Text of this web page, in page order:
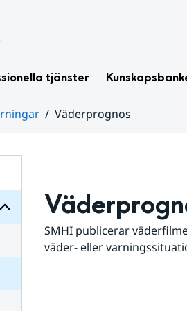
tjänster
Väderprognos
SMHI publicerar
väder- eller